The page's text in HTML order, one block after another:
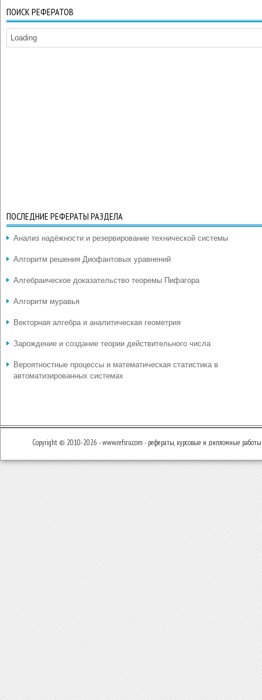
ПОИСК РЕФЕРАТОВ
Loading
ПОСЛЕДНИЕ РЕФЕРАТЫ РАЗДЕЛА
Анализ надёжности и резервирование технической системы
Алгоритм решения Диофантовых уравнений
Алгебраическое доказательство теоремы Пифагора
Алгоритм муравья
Векторная алгебра и аналитическая геометрия
Зарождение и создание теории действительного числа
Вероятностные процессы и математическая статистика в
автоматизированных системах
Copyright © 2010-2026 - www.refsru.com - рефераты, курсовые и дипломные работы